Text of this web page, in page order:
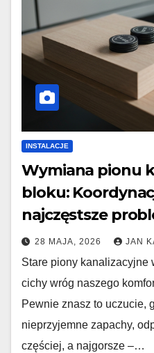
INSTALACJE
Wymiana pionu
bloku:
najczęstsze
28 MAJA, 2026 JAN
Stare piony kanalizacyjne
cichy wróg naszego
Pewnie znasz to uczucie,
nieprzyjemne zapachy,
częściej, a najgorsze –…